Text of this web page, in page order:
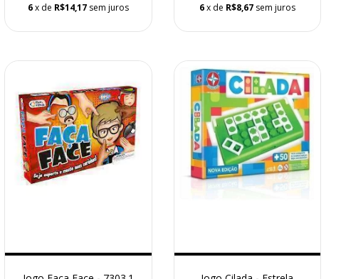
6x de R$14,17 sem juros 6x de R$8,67 sem juros